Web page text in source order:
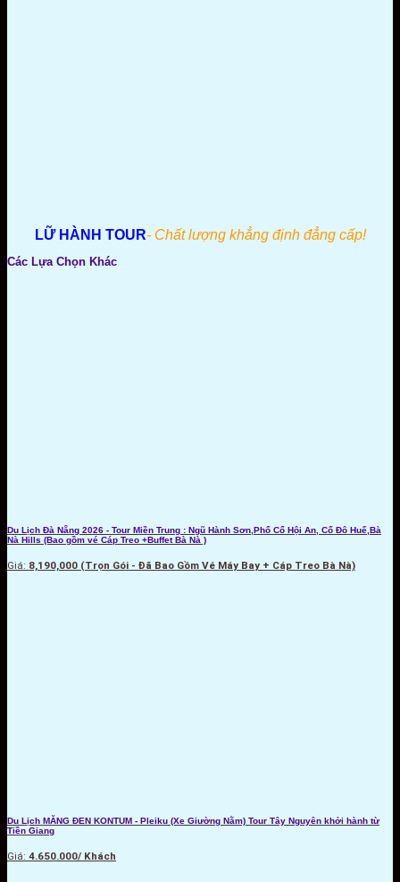
LỮ HÀNH TOUR- Chất lượng khẳng định đẳng cấp!
Các Lựa Chọn Khác
Du Lịch Đà Nẵng 2026 - Tour Miền Trung : Ngũ Hành Sơn,Phố Cổ Hội An, Cố Đô Huế,Bà
Nà Hills (Bao gồm vé Cáp Treo +Buffet Bà Nà )
Giá: 8,190,000 (Trọn Gói - Đã Bao Gồm Vé Máy Bay + Cáp Treo Bà Nà)
Du Lịch MĂNG ĐEN KONTUM - Pleiku (Xe Giường Nằm) Tour Tây Nguyên khởi hành từ
Tiền Giang
Giá: 4.650.000/ Khách